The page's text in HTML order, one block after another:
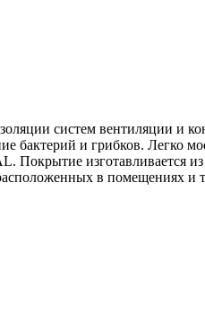
систем вентиляции и
бактерий и грибков. Легко
Покрытие изготавливается
в помещениях и